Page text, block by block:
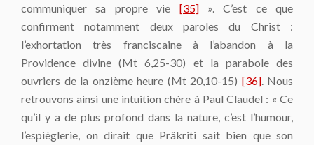
communiquer sa propre vie [35]». C’est ce que
confirment notamment deux paroles du Christ :
l’exhortation très franciscaine à l’abandon à la
Providence divine (Mt 6,25-30) et la parabole des
ouvriers de la onzième heure (Mt 20,10-15) [36]. Nous
retrouvons ainsi une intuition chère à Paul Claudel : « Ce
qu’il y a de plus profond dans la nature, c’est l’humour,
l’espièglerie, on dirait que Prâkriti sait bien que son